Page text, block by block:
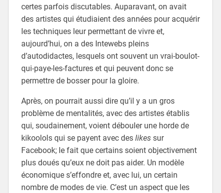
certes parfois discutables. Auparavant, on avait
des artistes qui étudiaient des années pour acquérir
les techniques leur permettant de vivre et,
aujourd’hui, on a des Intewebs pleins
d’autodidactes, lesquels ont souvent un vrai-boulot-
qui-paye-les-factures et qui peuvent donc se
permettre de bosser pour la gloire.
Après, on pourrait aussi dire qu’il y a un gros
problème de mentalités, avec des artistes établis
qui, soudainement, voient débouler une horde de
kikoolols qui se payent avec des likessur
Facebook; le fait que certains soient objectivement
plus doués qu’eux ne doit pas aider. Un modèle
économique s’effondre et, avec lui, un certain
nombre de modes de vie. C’est un aspect que les